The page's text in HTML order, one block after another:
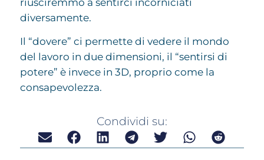
diversamente.
Il “dovere” ci permette di vedere il mondo
del lavoro in due dimensioni, il “sentirsi di
potere” è invece in 3D, proprio come la
consapevolezza.
Condividi su: